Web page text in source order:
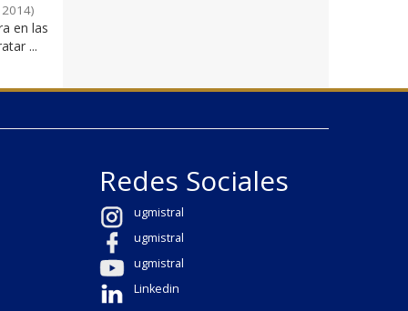
2014)
en las
...
Redes Sociales
ugmistral
ugmistral
ugmistral
Linkedin